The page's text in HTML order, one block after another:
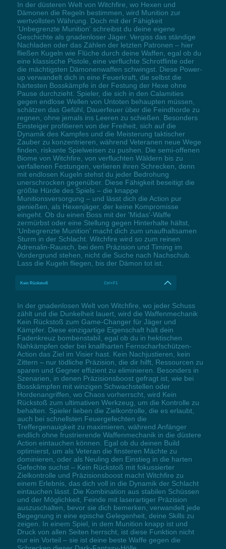
In der düsteren Welt von Witchfire, wo Hexen und
Dämonen die Regeln bestimmen, wird Munition zur
wertvollsten Währung. Doch mit der Fähigkeit
'Unbegrenzte Munition' schreibst du deine eigene
Geschichte als gnadenloser Jäger. Vergiss das ständige
Nachladen oder das Zählen der letzten Patronen – hier
fließen Kugeln wie Flüche durch deine Waffen, egal ob du
eine klassische Pistole, eine verfluchte Schrotflinte oder
die mächtigsten Dämonenwaffen schwingst. Diese Power-
up verwandelt dich in eine Feuerkraft, die selbst die
härtesten Bosskämpfe in der Festung der Hexe ohne
Pause durchzieht. Spieler, die sich in den Calamities
gegen endlose Wellen von Untoten behaupten müssen,
schätzen das Gefühl, Dauerfeuer über die Feindhorde zu
regnen, ohne jemals ins Leeren zu schießen. Besonders
Einsteiger profitieren von der Freiheit, sich auf die
Dynamik des Kampfes und die Meisterung taktischer
Zauber zu konzentrieren, während Veteranen neue Wege
finden, riskante Spielweisen zu pushen. Die semi-offenen
Biome von Witchfire, von verfluchten Wäldern bis zu
verfallenen Festungen, verlieren ihren Schrecken, denn
mit endlosen Kugeln stehst du jeder Bedrohung
unerschrocken gegenüber. Diese Fähigkeit beseitigt die
größte Hürde des Spiels – die knappe
Munitionsversorgung – und lässt dich die Action pur
genießen, als Hexenjäger, der keine Kompromisse
eingeht. Ob du einen Boss mit der 'Midas'-Waffe
zermürbst oder eine Stellung gegen Hinterhalte hältst,
'Unbegrenzte Munition' macht dich zum unaufhaltsamen
Sturm in der Schlacht. Witchfire wird so zum reinen
Adrenalin-Rausch, bei dem Präzision und Timing im
Vordergrund stehen, nicht die Suche nach Nachschub.
Lass die Kugeln fliegen, bis der Dämon tot ist.
Kein Rückstoß Ctrl+F1
In der gnadenlosen Welt von Witchfire, wo jeder Schuss
zählt und die Dunkelheit lauert, wird die Waffenmechanik
Kein Rückstoß zum Game-Changer für Jäger und
Kämpfer. Diese einzigartige Eigenschaft hält dein
Fadenkreuz bombenstabil, egal ob du in hektischen
Nahkämpfen oder bei knallharten Fernscharfschützen-
Action das Ziel im Visier hast. Kein Nachjustieren, kein
Zittern – nur tödliche Präzision, die dir hilft, Ressourcen zu
sparen und Gegner effizient zu eliminieren. Besonders in
Szenarien, in denen Präzisionsboost gefragt ist, wie bei
Bosskämpfen mit winzigen Schwachstellen oder
Hordenangriffen, wo Chaos vorherrscht, wird Kein
Rückstoß zum ultimativen Werkzeug, um die Kontrolle zu
behalten. Spieler lieben die Zielkontrolle, die es erlaubt,
auch bei schnellsten Feuergefechten die
Treffergenauigkeit zu maximieren, während Anfänger
endlich ohne frustrierende Waffenmechanik in die düstere
Action eintauchen können. Egal ob du deinen Build
optimierst, um als Veteran die finsteren Mächte zu
dominieren, oder als Neuling den Einstieg in die harten
Gefechte suchst – Kein Rückstoß mit fokussierter
Zielkontrolle und Präzisionsboost macht Witchfire zu
einem Erlebnis, das dich voll in die Dynamik der Schlacht
eintauchen lässt. Die Kombination aus stabilen Schüssen
und der Möglichkeit, Feinde mit laserartiger Präzision
auszuschalten, bevor sie dich bemerken, verwandelt jede
Begegnung in eine epische Gelegenheit, deine Skills zu
zeigen. In einem Spiel, in dem Munition knapp ist und
Druck von allen Seiten herrscht, ist diese Funktion nicht
nur ein Vorteil – sie ist deine beste Waffe gegen die